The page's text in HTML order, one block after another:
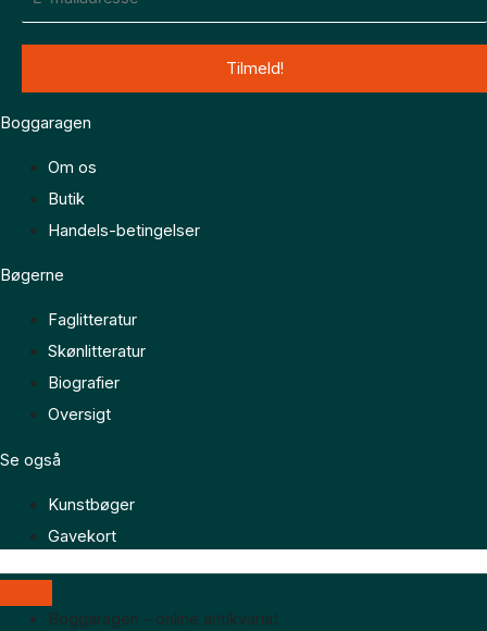
Boggaragen
Om os
Butik
Handels-betingelser
Bøgerne
Faglitteratur
Skønlitteratur
Biografier
Oversigt
Se også
Kunstbøger
Gavekort
Boggaragen – online antikvariat